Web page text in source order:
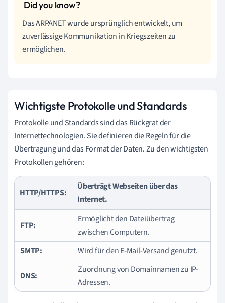
Das ARPANET wurde ursprünglich entwickelt, um
zuverlässige Kommunikation in Kriegszeiten zu
ermöglichen.
Wichtigste Protokolle und Standards
Protokolle und Standards sind das Rückgrat der
Internettechnologien. Sie definieren die Regeln für die
Übertragung und das Format der Daten. Zu den wichtigsten
Protokollen gehören:
HTTP/HTTPS:
Überträgt Webseiten über das
Internet.
FTP:
Ermöglicht den Dateiübertrag
zwischen Computern.
SMTP:
Wird für den E-Mail-Versand genutzt.
DNS:
Zuordnung von Domainnamen zu IP-
Adressen.